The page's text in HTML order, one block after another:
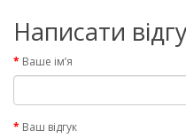
Написати
Ваше ім’я
Ваш відгук